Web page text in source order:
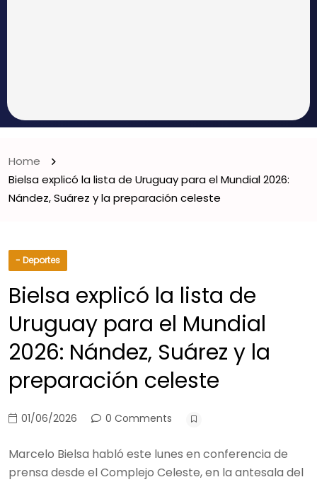
Home
Bielsa explicó la lista de Uruguay para el Mundial 2026:
Nández, Suárez y la preparación celeste
- Deportes
Bielsa explicó la lista de
Uruguay para el Mundial
2026: Nández, Suárez y la
preparación celeste
01/06/2026 0 Comments
Marcelo Bielsa habló este lunes en conferencia de
prensa desde el Complejo Celeste, en la antesala del